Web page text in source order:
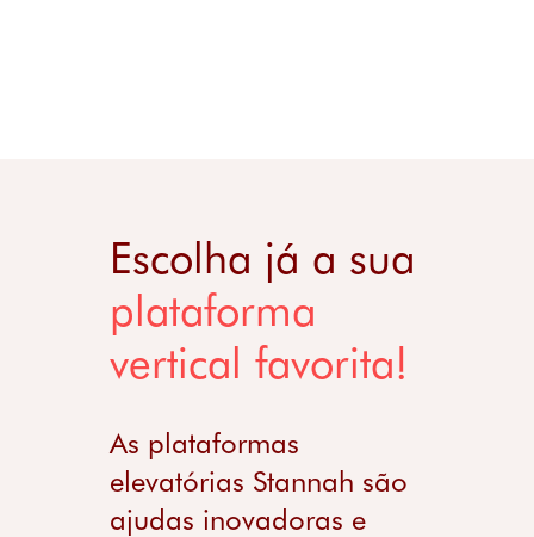
Escolha já a sua
plataforma
vertical favorita!
As plataformas
elevatórias Stannah são
ajudas inovadoras e